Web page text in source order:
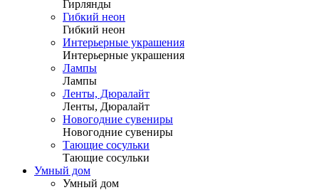
Гирлянды
Гибкий неон
Гибкий неон
Интерьерные украшения
Интерьерные украшения
Лампы
Лампы
Ленты, Дюралайт
Ленты, Дюралайт
Новогодние сувениры
Новогодние сувениры
Тающие сосульки
Тающие сосульки
Умный дом
Умный дом